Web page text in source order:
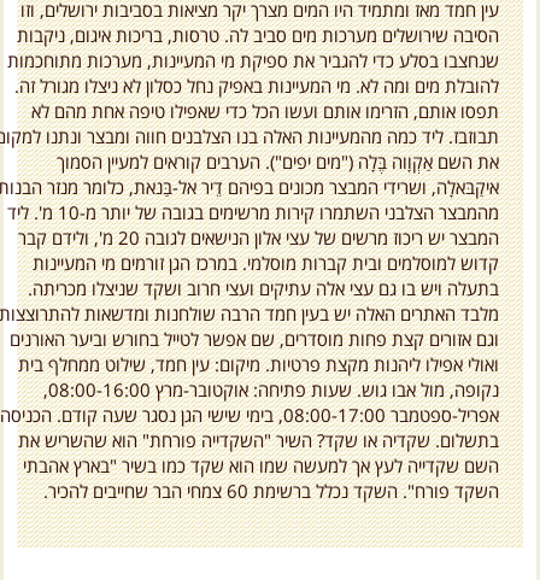
עין חמד מאז ומתמיד היו המים מצרך יקר מציאות בסביבות ירושלים, וזו
הסיבה שירושלים מערכות מים סביב לה. טרסות, בריכות איגום, ניקבות
שנחצבו בסלע כדי להגביר את ספיקת מי המעיינות, מערכות מתוחכמות
להובלת מים ומה לא. מי המעיינות באפיק נחל כסלון לא ניצלו מגורל זה.
תפסו אותם, הזרימו אותם ועשו הכל כדי שאפילו טיפה אחת מהם לא
תבוזבז. ליד כמה מהמעיינות האלה בנו הצלבנים חווה ומבצר ונתנו
את השם אַקְוָוה בֶּלָה ("מים יפים"). הערבים קוראים למעיין הסמוך
איקַבּאלָה, ושרידי המבצר מכונים בפיהם דֵיר אל-בַּנאת, כלומר מנזר
מהמבצר הצלבני השתמרו קירות מרשימים בגובה של יותר מ-10 מ'. ליד
המבצר יש ריכוז מרשים של עצי אלון הנישאים לגובה 20 מ', ולידם קבר
קדוש למוסלמים ובית קברות מוסלמי. במרכז הגן זורמים מי המעיינות
בתעלה ויש בו גם עצי אלה עתיקים ועצי חרוב ושקד שניצלו מכריתה.
מלבד האתרים האלה יש בעין חמד הרבה שולחנות ומדשאות
וגם אזורים קצת פחות מוסדרים, שם אפשר לטייל בחורש וביער האורנים
ואולי אפילו ליהנות מקצת פרטיות. מיקום: עין חמד, שילוט ממחלף בית
נקופה, מול אבו גוש. שעות פתיחה: אוקטובר-מרץ 08:00-16:00,
אפריל-ספטמבר 08:00-17:00, בימי שישי הגן נסגר שעה קודם. הכניסה
בתשלום. שקדיה או שקד? השיר "השקדייה פורחת" הוא שהשריש את
השם שקדייה לעץ אך למעשה שמו הוא שקד כמו בשיר "בארץ אהבתי
השקד פורח". השקד נכלל ברשימת 60 צמחי הבר שחייבים להכיר.